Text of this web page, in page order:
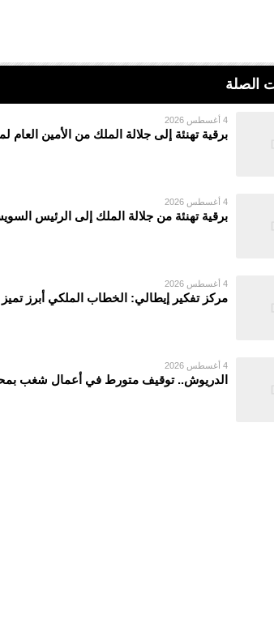
الصلة
4 أغسطس 2026
برقية تهنئة إلى جلالة الملك من الأمين
4 أغسطس 2026
برقية تهنئة من جلالة الملك إلى الرئيس
4 أغسطس 2026
مركز تفكير إيطالي: الخطاب الملكي أبرز
4 أغسطس 2026
الدريوش.. توقيف متورط في أعمال شغب